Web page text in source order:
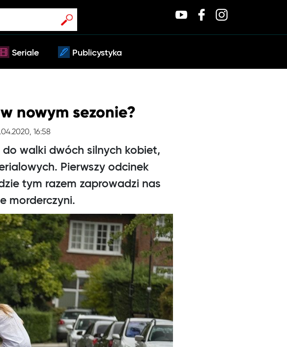
Seriale Publicystyka
nowym sezonie?
16:58
do walki dwóch silnych kobiet,
Pierwszy odcinek
tym razem zaprowadzi nas
morderczyni.